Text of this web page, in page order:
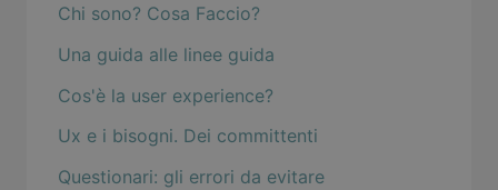
Chi sono? Cosa Faccio?
Una guida alle linee guida
Cos'è la user experience?
Ux e i bisogni. Dei committenti
Questionari: gli errori da evitare